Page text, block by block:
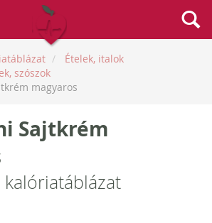
Ételek, italok
szószok
magyaros
Sajtkrém